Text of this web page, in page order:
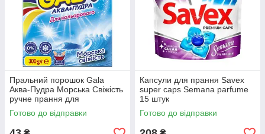
Пральний порошок Gala
Аква-Пудра Морська Свiжість
ручне прання для
кольорового 300 г
Готово до відправки
Капсули для прання Savex
super caps Semana parfume
15 штук
Готово до відправки